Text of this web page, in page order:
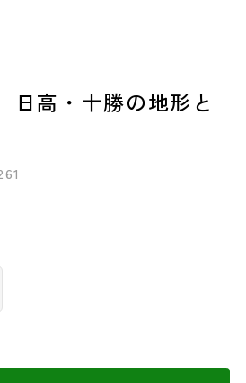
高・十勝の地形と